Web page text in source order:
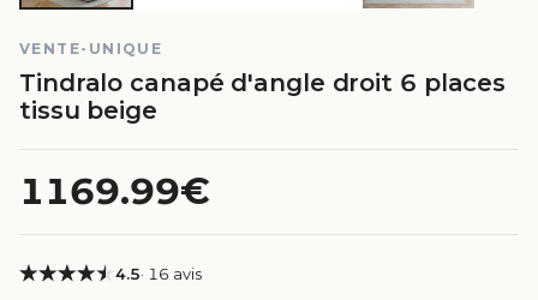
VENTE-UNIQUE
Tindralo canapé d'angle droit 6 places
tissu beige
1169.99€
4.5· 16 avis